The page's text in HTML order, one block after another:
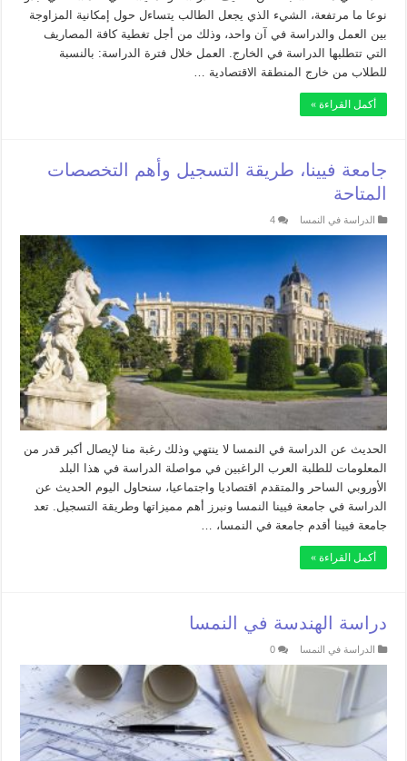
نوعا ما مرتفعة، الشيء الذي يجعل الطالب يتساءل حول إمكانية المزاوجة
بين العمل والدراسة في آن واحد، وذلك من أجل تغطية كافة المصاريف
التي تتطلبها الدراسة في الخارج. العمل خلال فترة الدراسة: بالنسبة
للطلاب من خارج المنطقة الاقتصادية …
أكمل القراءة »
جامعة فيينا، طريقة التسجيل وأهم التخصصات
المتاحة
الدراسة في النمسا 4
الحديث عن الدراسة في النمسا لا ينتهي وذلك رغبة منا لإيصال أكبر قدر من
المعلومات للطلبة العرب الراغبين في مواصلة الدراسة في هذا البلد
الأوروبي الساحر والمتقدم اقتصاديا واجتماعيا، سنحاول اليوم الحديث عن
الدراسة في جامعة فيينا النمسا ونبرز أهم مميزاتها وطريقة التسجيل. تعد
جامعة فيينا أقدم جامعة في النمسا، …
أكمل القراءة »
دراسة الهندسة في النمسا
الدراسة في النمسا 0